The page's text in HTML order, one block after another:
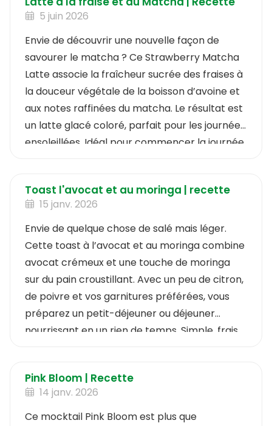
5 juin 2026
Envie de découvrir une nouvelle façon de
savourer le matcha ? Ce Strawberry Matcha
Latte associe la fraîcheur sucrée des fraises à
la douceur végétale de la boisson d’avoine et
aux notes raffinées du matcha. Le résultat est
un latte glacé coloré, parfait pour les journées
ensoleillées. Idéal pour commencer la journée
Toast l'avocat et au moringa | recette
15 janv. 2026
Envie de quelque chose de salé mais léger.
Cette toast à l’avocat et au moringa combine
avocat crémeux et une touche de moringa
sur du pain croustillant. Avec un peu de citron,
de poivre et vos garnitures préférées, vous
préparez un petit-déjeuner ou déjeuner
nourrissant en un rien de temps. Simple, frais
Pink Bloom | Recette
14 janv. 2026
Ce mocktail Pink Bloom est plus que